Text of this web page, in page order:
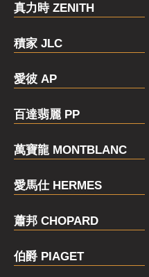
真力時 ZENITH
積家 JLC
愛彼 AP
百達翡麗 PP
萬寶龍 MONTBLANC
愛馬仕 HERMES
蕭邦 CHOPARD
伯爵 PIAGET